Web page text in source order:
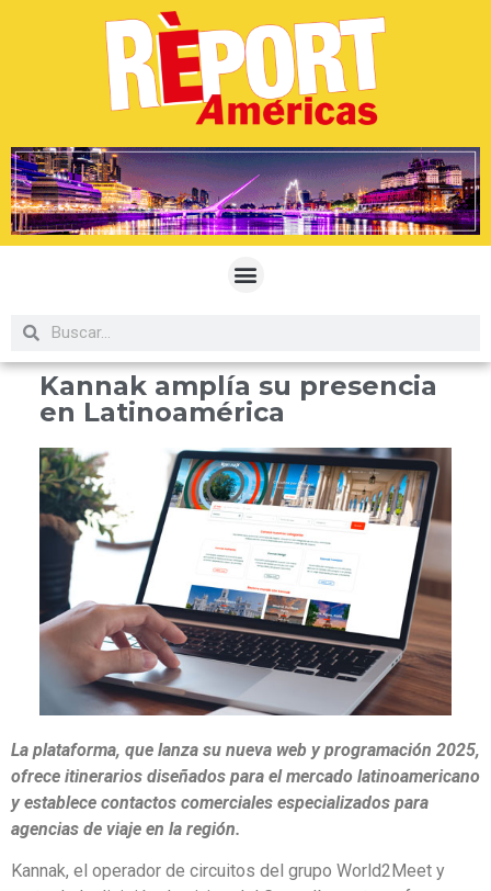
Kannak amplía su presencia
en Latinoamérica
La plataforma, que lanza su nueva web y programación 2025,
ofrece itinerarios diseñados para el mercado latinoamericano
y establece contactos comerciales especializados para
agencias de viaje en la región.
Kannak, el operador de circuitos del grupo World2Meet y